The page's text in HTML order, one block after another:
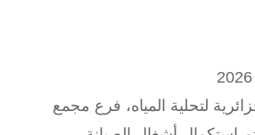
لتحلية المياه، فرع مجمع